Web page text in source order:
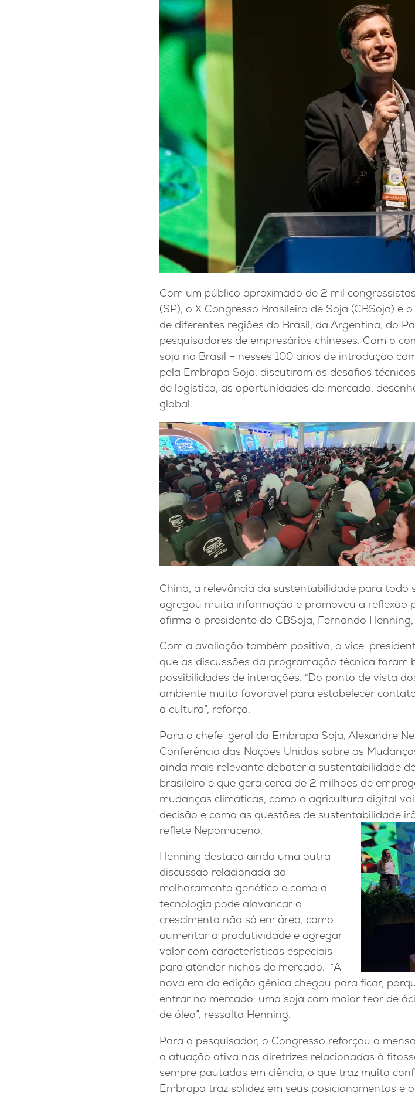
Com um público aproximado de 2 mil
(SP), o X Congresso Brasileiro de Soja (CBSoja)
de diferentes regiões do Brasil, da Argentina, do
pesquisadores de empresários chineses. Com o
soja no Brasil – nesses 100 anos de introdução
pela Embrapa Soja, discutiram os desafios
de logística, as oportunidades de mercado,
global.
China, a relevância da sustentabilidade para todo
agregou muita informação e promoveu a reflexão
afirma o presidente do CBSoja, Fernando
Com a avaliação também positiva, o vice-
que as discussões da programação técnica foram
possibilidades de interações. “Do ponto de vista
ambiente muito favorável para estabelecer
a cultura”, reforça.
Para o chefe-geral da Embrapa Soja, Alexandre
Conferência das Nações Unidas sobre as
ainda mais relevante debater a sustentabilidade
brasileiro e que gera cerca de 2 milhões de
mudanças climáticas, como a agricultura digital
decisão e como as questões de sustentabilidade
reflete Nepomuceno.
Henning destaca ainda uma outra
discussão relacionada ao
melhoramento genético e como a
tecnologia pode alavancar o
crescimento não só em área, como
aumentar a produtividade e agregar
valor com características especiais
para atender nichos de mercado. “A
nova era da edição gênica chegou para ficar,
entrar no mercado: uma soja com maior teor de
de óleo”, ressalta Henning.
Para o pesquisador, o Congresso reforçou a
a atuação ativa nas diretrizes relacionadas à
sempre pautadas em ciência, o que traz muita
Embrapa traz solidez em seus posicionamentos e